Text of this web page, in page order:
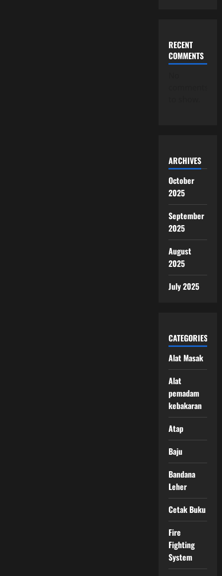
RECENT
COMMENTS
ARCHIVES
October
2025
September
2025
August
2025
July 2025
CATEGORIES
Alat Masak
Alat
pemadam
kebakaran
Atap
Baju
Bandana
Leher
Cetak Buku
Fire
Fighting
System